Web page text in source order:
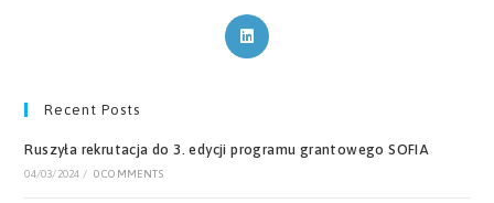
Opens
Recent Posts
Ruszyła rekrutacja do 3. edycji programu grantowego SOFIA
04/03/2024 / 0 COMMENTS